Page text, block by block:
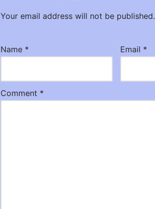
Your email address will not be published.
Name * Email *
Comment *